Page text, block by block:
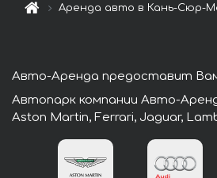
Аренда авто в Кань-Сюр-
Авто-Аренда предоставит
Автопарк компании Авто-
Aston Martin, Ferrari, Jaguar,